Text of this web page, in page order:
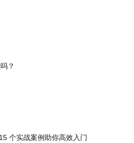
？
个实战案例助你高效入门